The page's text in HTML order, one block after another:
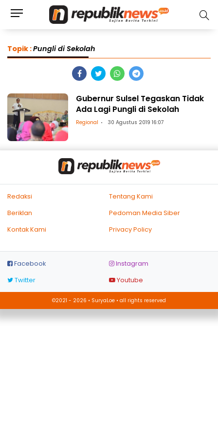
Topik :Pungli di Sekolah
Gubernur Sulsel Tegaskan Tidak
Ada Lagi Pungli di Sekolah
Regional 30 Agustus 2019 16:07
Redaksi
Tentang Kami
Beriklan
Pedoman Media Siber
Kontak Kami
Privacy Policy
Facebook
Instagram
Twitter
Youtube
©2021 - 2026 • SuryaLoe • all rights reserved